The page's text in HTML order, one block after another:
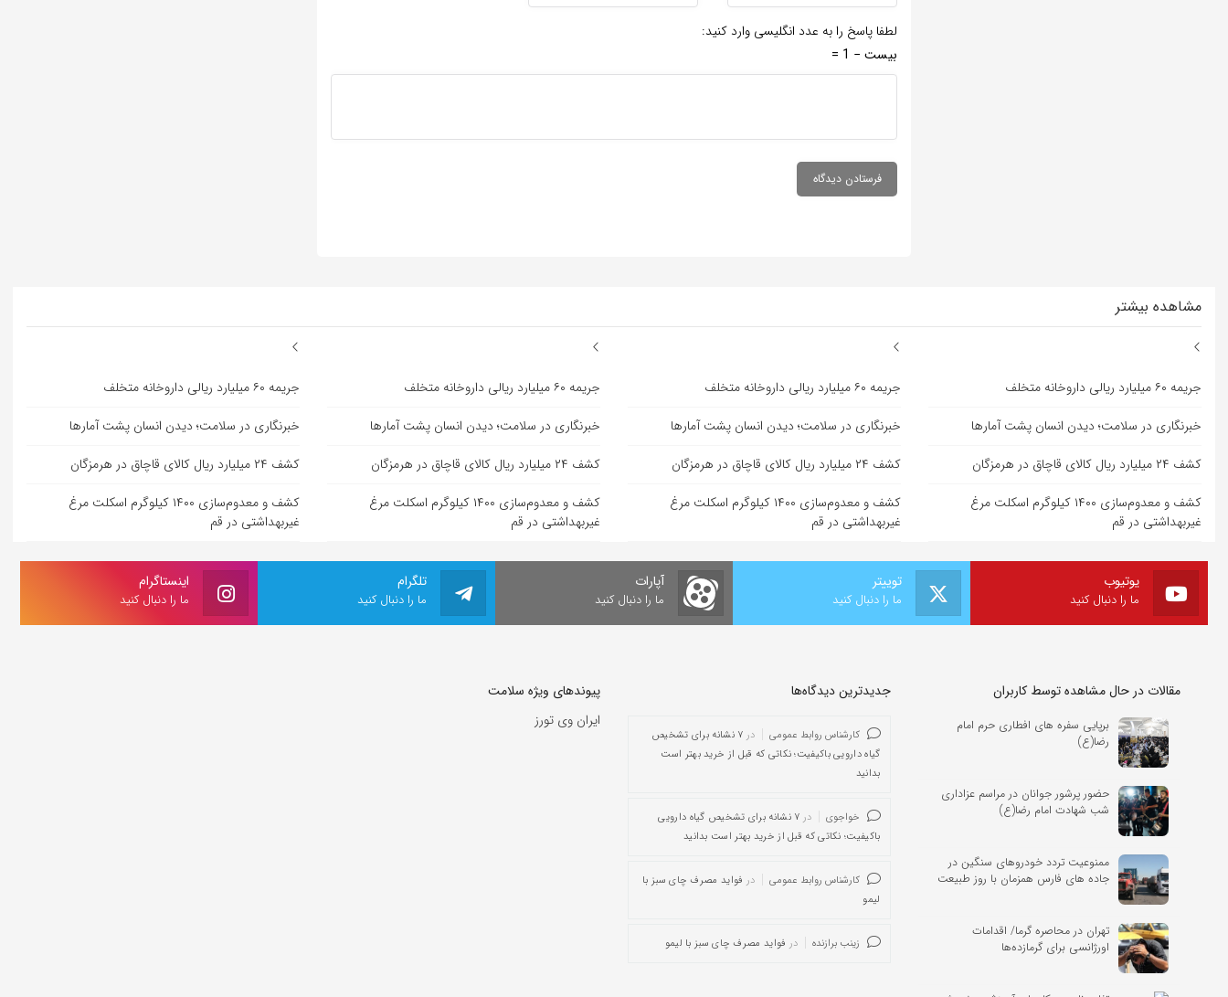
لطفا پاسخ را به عدد انگلیسی وارد کنید:
بیست − 1 =
مشاهده بیشتر
جریمه ۶۰ میلیارد ریالی داروخانه متخلف
خبرنگاری در سلامت؛ دیدن انسان پشت آمارها
کشف ۲۴ میلیارد ریال کالای قاچاق در هرمزگان
کشف و معدوم‌سازی ۱۴۰۰ کیلوگرم اسکلت مرغ
غیربهداشتی در قم
جریمه ۶۰ میلیارد ریالی داروخانه متخلف
خبرنگاری در سلامت؛ دیدن انسان پشت آمارها
کشف ۲۴ میلیارد ریال کالای قاچاق در هرمزگان
کشف و معدوم‌سازی ۱۴۰۰ کیلوگرم اسکلت مرغ
غیربهداشتی در قم
جریمه ۶۰ میلیارد ریالی داروخانه متخلف
خبرنگاری در سلامت؛ دیدن انسان پشت آمارها
کشف ۲۴ میلیارد ریال کالای قاچاق در هرمزگان
کشف و معدوم‌سازی ۱۴۰۰ کیلوگرم اسکلت مرغ
غیربهداشتی در قم
جریمه ۶۰ میلیارد ریالی داروخانه متخلف
خبرنگاری در سلامت؛ دیدن انسان پشت آمارها
کشف ۲۴ میلیارد ریال کالای قاچاق در هرمزگان
کشف و معدوم‌سازی ۱۴۰۰ کیلوگرم اسکلت مرغ
غیربهداشتی در قم
اینستاگرام
ما را دنبال کنید
تلگرام
ما را دنبال کنید
آپارات
ما را دنبال کنید
توییتر
ما را دنبال کنید
یوتیوب
ما را دنبال کنید
مقالات در حال مشاهده توسط کاربران
برپایی سفره های افطاری حرم امام
رضا(ع)
حضور پرشور جوانان در مراسم عزاداری
شب شهادت امام رضا(ع)
ممنوعیت تردد خودروهای سنگین در
جاده های فارس همزمان با روز طبیعت
تهران در محاصره گرما/ اقدامات
اورژانسی برای گرمازده‌ها
جدیدترین دیدگاه‌‌ها
کارشناس روابط عمومی در
۷ نشانه برای تشخیص
گیاه دارویی باکیفیت؛ نکاتی که قبل از خرید بهتر است
بدانید
خواجوی در
۷ نشانه برای تشخیص گیاه دارویی
باکیفیت؛ نکاتی که قبل از خرید بهتر است بدانید
کارشناس روابط عمومی در فواید مصرف چای سبز با
لیمو
زینب برازنده در فواید مصرف چای سبز با لیمو
پیوندهای ویژه سلامت
ایران وی تورز